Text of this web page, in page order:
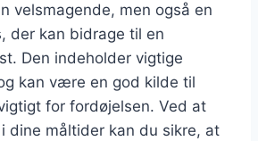
velsmagende, men også en
der kan bidrage til en
Den indeholder vigtige
kan være en god kilde til
for fordøjelsen. Ved at
dine måltider kan du sikre, at